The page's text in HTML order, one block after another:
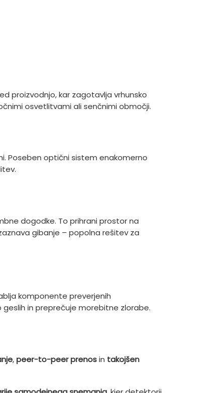
proizvodnjo, kar zagotavlja vrhunsko
osvetlitvami ali senčnimi območji.
Poseben optični sistem enakomerno
dogodke. To prihrani prostor na
gibanje – popolna rešitev za
komponente preverjenih
in preprečuje morebitne zlorabe.
,peer-to-peer prenosin takojšen